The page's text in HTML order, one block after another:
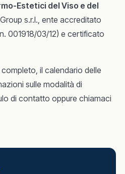
Estetici del Viso e del
s.r.l., ente accreditato
001918/03/12) e certificato
il calendario delle
sulle modalità di
di contatto oppure chiamaci